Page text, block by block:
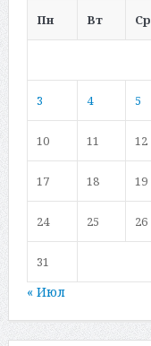
Пн
Вт Ср
3 4 5
10 11 12
17 18 19
24 25 26
31
« Июл